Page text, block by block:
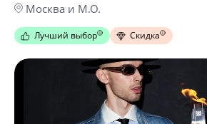
Москва и М.О.
Лучший выбор Скидка